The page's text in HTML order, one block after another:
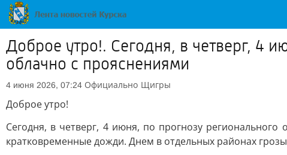
Доброе утро!. Сегодня, в четверг, 4
облачно с прояснениями
4 июня 2026, 07:24 Официально Щигры
Доброе утро!
Сегодня, в четверг, 4 июня, по прогнозу
кратковременные дожди. Днем в отдельных районах